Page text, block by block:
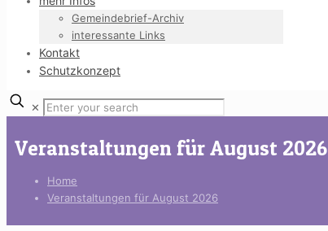
Gemeindebrief-Archiv
interessante Links
Kontakt
Schutzkonzept
✕
Veranstaltungen für August 2026
Home
Veranstaltungen für August 2026